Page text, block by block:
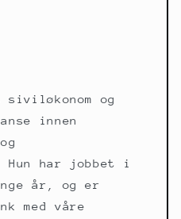
og
innen
har jobbet i
år, og er
med våre